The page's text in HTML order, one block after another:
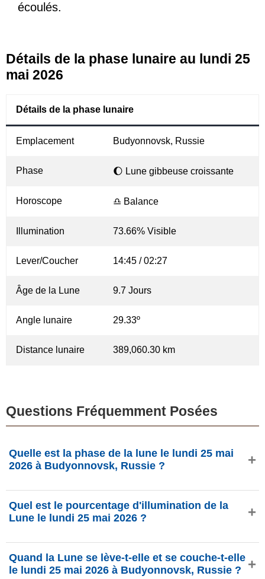
écoulés.
Détails de la phase lunaire au lundi 25
mai 2026
Détails de la phase lunaire
Emplacement Budyonnovsk, Russie
Phase 🌔 Lune gibbeuse croissante
Horoscope ♎ Balance
Illumination 73.66% Visible
Lever/Coucher 14:45 / 02:27
Âge de la Lune 9.7 Jours
Angle lunaire 29.33º
Distance lunaire 389,060.30 km
Questions Fréquemment Posées
Quelle est la phase de la lune le lundi 25 mai
2026 à Budyonnovsk, Russie ?
dans la phase Lune gibbeuse croissante avec 73.66%
d'illumination, elle a 9.7 jours et se situe dans la
Quel est le pourcentage d'illumination de la
Lune le lundi 25 mai 2026 ?
73.66%, selon phasesmoon.com.
Quand la Lune se lève-t-elle et se couche-t-elle
le lundi 25 mai 2026 à Budyonnovsk, Russie ?